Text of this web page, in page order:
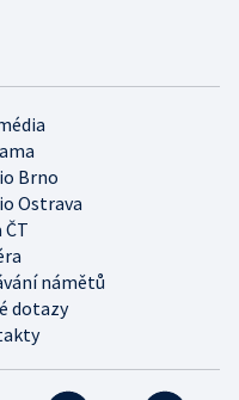
Brno
Ostrava
ČT
námětů
dotazy